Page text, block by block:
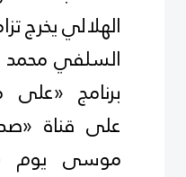
الهلالي يخرج
السلفي
برنامج «على
على قناة